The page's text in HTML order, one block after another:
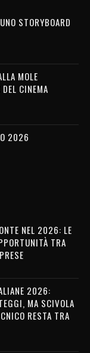
STORYBOARD
MOLE
CINEMA
2026
NEL 2026: LE
TRA
2026:
MA SCIVOLA
RESTA TRA